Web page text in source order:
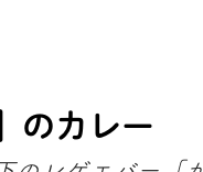
のカレー